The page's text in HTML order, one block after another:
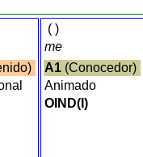
( )
me
A1 (Conocedor)
Animado
OIND(I)